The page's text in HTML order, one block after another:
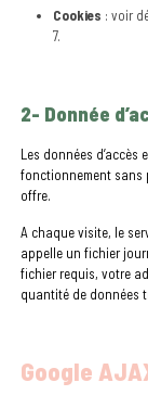
Cookies : voir
7.
2- Donnée
Les données d’accès
fonctionnement sans
offre.
A chaque visite, le
appelle un fichier
fichier requis, votre
quantité de données
Google